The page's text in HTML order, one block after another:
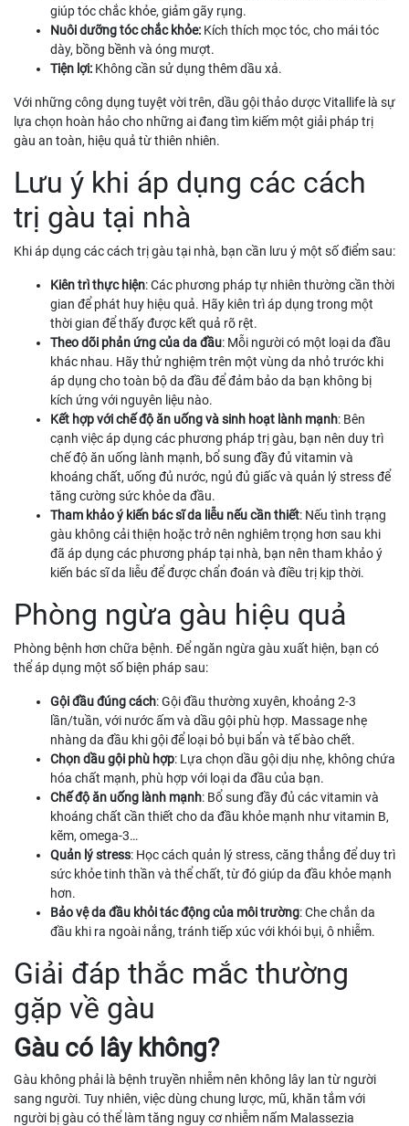
giúp tóc chắc khỏe, giảm gãy rụng.
Nuôi dưỡng tóc chắc khỏe: Kích thích mọc tóc, cho mái tóc
dày, bồng bềnh và óng mượt.
Tiện lợi: Không cần sử dụng thêm dầu xả.
Với những công dụng tuyệt vời trên, dầu gội thảo dược Vitallife là sự
lựa chọn hoàn hảo cho những ai đang tìm kiếm một giải pháp trị
gàu an toàn, hiệu quả từ thiên nhiên.
Lưu ý khi áp dụng các cách
trị gàu tại nhà
Khi áp dụng các cách trị gàu tại nhà, bạn cần lưu ý một số điểm sau:
Kiên trì thực hiện: Các phương pháp tự nhiên thường cần thời
gian để phát huy hiệu quả. Hãy kiên trì áp dụng trong một
thời gian để thấy được kết quả rõ rệt.
Theo dõi phản ứng của da đầu: Mỗi người có một loại da đầu
khác nhau. Hãy thử nghiệm trên một vùng da nhỏ trước khi
áp dụng cho toàn bộ da đầu để đảm bảo da bạn không bị
kích ứng với nguyên liệu nào.
Kết hợp với chế độ ăn uống và sinh hoạt lành mạnh: Bên
cạnh việc áp dụng các phương pháp trị gàu, bạn nên duy trì
chế độ ăn uống lành mạnh, bổ sung đầy đủ vitamin và
khoáng chất, uống đủ nước, ngủ đủ giấc và quản lý stress để
tăng cường sức khỏe da đầu.
Tham khảo ý kiến bác sĩ da liễu nếu cần thiết: Nếu tình trạng
gàu không cải thiện hoặc trở nên nghiêm trọng hơn sau khi
đã áp dụng các phương pháp tại nhà, bạn nên tham khảo ý
kiến bác sĩ da liễu để được chẩn đoán và điều trị kịp thời.
Phòng ngừa gàu hiệu quả
Phòng bệnh hơn chữa bệnh. Để ngăn ngừa gàu xuất hiện, bạn có
thể áp dụng một số biện pháp sau:
Gội đầu đúng cách: Gội đầu thường xuyên, khoảng 2-3
lần/tuần, với nước ấm và dầu gội phù hợp. Massage nhẹ
nhàng da đầu khi gội để loại bỏ bụi bẩn và tế bào chết.
Chọn dầu gội phù hợp: Lựa chọn dầu gội dịu nhẹ, không chứa
hóa chất mạnh, phù hợp với loại da đầu của bạn.
Chế độ ăn uống lành mạnh: Bổ sung đầy đủ các vitamin và
khoáng chất cần thiết cho da đầu khỏe mạnh như vitamin B,
kẽm, omega-3…
Quản lý stress: Học cách quản lý stress, căng thẳng để duy trì
sức khỏe tinh thần và thể chất, từ đó giúp da đầu khỏe mạnh
hơn.
Bảo vệ da đầu khỏi tác động của môi trường: Che chắn da
đầu khi ra ngoài nắng, tránh tiếp xúc với khói bụi, ô nhiễm.
Giải đáp thắc mắc thường
gặp về gàu
Gàu có lây không?
Gàu không phải là bệnh truyền nhiễm nên không lây lan từ người
sang người. Tuy nhiên, việc dùng chung lược, mũ, khăn tắm với
người bị gàu có thể làm tăng nguy cơ nhiễm nấm Malassezia